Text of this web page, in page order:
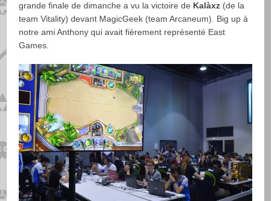
grande finale de dimanche a vu la victoire de Kalàxz (de la
team Vitality) devant MagicGeek (team Arcaneum). Big up à
notre ami Anthony qui avait fièrement représenté East
Games.